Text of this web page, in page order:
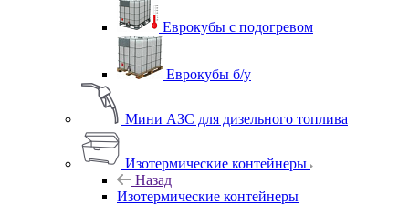
Еврокубы с подогревом
Еврокубы б/у
Мини АЗС для дизельного топлива
Изотермические контейнеры
Назад
Изотермические контейнеры